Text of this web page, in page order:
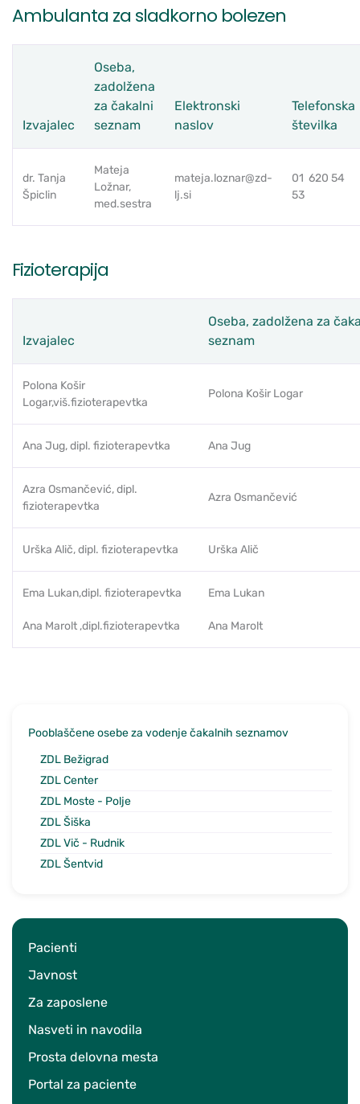
Pooblaščene osebe za vodenje čakalnih seznamov
ZDL Bežigrad
ZDL Center
ZDL Moste - Polje
ZDL Šiška
ZDL Vič - Rudnik
ZDL Šentvid
Pacienti
Javnost
Za zaposlene
Nasveti in navodila
Prosta delovna mesta
Portal za paciente
Ambulanta za sladkorno bolezen
Izvajalec
Oseba,
zadolžena
za čakalni
seznam
Elektronski
naslov
Telefonska
številka
dr. Tanja
Špiclin
Mateja
Ložnar,
med.sestra
mateja.loznar@zd-
lj.si
01 620 54
53
Fizioterapija
Izvajalec
Oseba, zadolžena za
seznam
Polona Košir
Logar,viš.fizioterapevtka
Polona Košir Logar
Ana Jug, dipl. fizioterapevtka Ana Jug
Azra Osmančević, dipl.
fizioterapevtka
Azra Osmančević
Urška Alič, dipl. fizioterapevtka Urška Alič
Ema Lukan,dipl. fizioterapevtka
Ana Marolt ,dipl.fizioterapevtka
Ema Lukan
Ana Marolt